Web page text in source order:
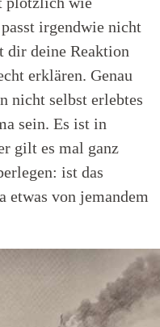
irgendwie nicht
dir deine Reaktion
erklären. Genau
nicht selbst erlebtes
sein. Es ist in
gilt es mal ganz
ist das
etwas von jemandem